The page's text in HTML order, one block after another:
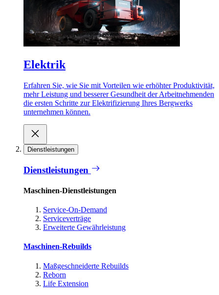
Elektrik
Erfahren Sie, wie Sie mit Vorteilen wie erhöhter Produktivität,
mehr Leistung und besserer Gesundheit der Arbeitnehmenden
die ersten Schritte zur Elektrifizierung Ihres Bergwerks
unternehmen können.
Dienstleistungen
Dienstleistungen
Maschinen-Dienstleistungen
Service-On-Demand
Serviceverträge
Erweiterte Gewährleistung
Maschinen-Rebuilds
Maßgeschneiderte Rebuilds
Reborn
Life Extension